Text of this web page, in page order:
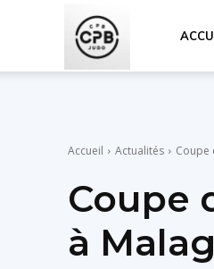
Accueil Actualités Coupe
Coupe
à